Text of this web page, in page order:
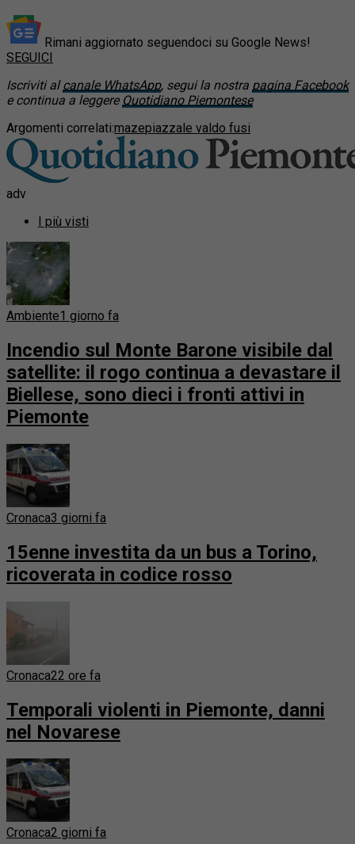
Rimani aggiornato seguendoci su Google News!
SEGUICI
Iscriviti alcanale WhatsApp, segui la nostra pagina Facebook
e continua a leggere Quotidiano Piemontese
Argomenti correlati:mazepiazzale valdo fusi
adv
I più visti
Ambiente1 giorno fa
Incendio sul Monte Barone visibile dal
satellite: il rogo continua a devastare il
Biellese, sono dieci i fronti attivi in
Piemonte
Cronaca3 giorni fa
15enne investita da un bus a Torino,
ricoverata in codice rosso
Cronaca22 ore fa
Temporali violenti in Piemonte, danni
nel Novarese
Cronaca2 giorni fa